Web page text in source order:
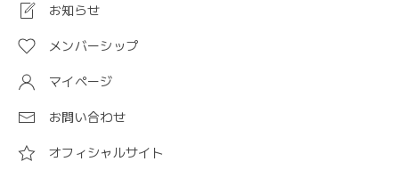
お知らせ
メンバーシップ
マイページ
お問い合わせ
オフィシャルサイト